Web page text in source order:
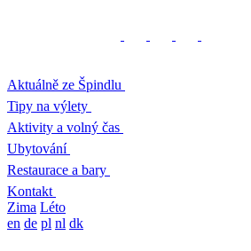
Aktuálně ze Špindlu
Tipy na výlety
Aktivity a volný čas
Ubytování
Restaurace a bary
Kontakt
Zima Léto
en de pl nl dk